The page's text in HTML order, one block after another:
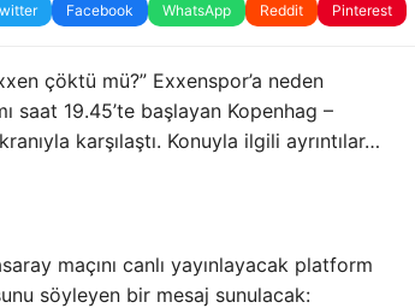
Facebook WhatsApp Reddit Pinterest
çöktü mü?” Exxenspor’a neden
saat 19.45’te başlayan Kopenhag –
karşılaştı. Konuyla ilgili ayrıntılar…
maçını canlı yayınlayacak platform
söyleyen bir mesaj sunulacak: